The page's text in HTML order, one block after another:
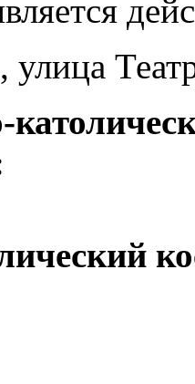
улица